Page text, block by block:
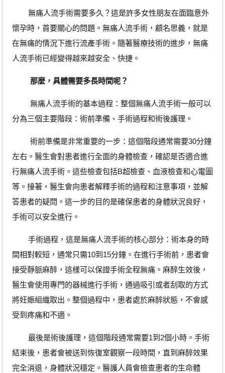
無痛人流手術需要多久？這是許多女性朋友在面臨意外
懷孕時，首要關心的問題。無痛人流手術，顧名思義，就是
在無痛的情況下進行流產手術。隨著醫療技術的進步，無痛
人流手術已經變得越來越安全、快捷。
那麼，具體需要多長時間呢？
無痛人流手術的基本過程：整個無痛人流手術一般可以
分為三個主要階段：術前準備、手術過程和術後護理。
術前準備是非常重要的一步：這個階段通常需要30分鐘
左右。醫生會對患者進行全面的身體檢查，確認是否適合進
行無痛人流手術。這些檢查包括B超檢查、血液檢查和心電圖
等。接著，醫生會向患者解釋手術的過程和注意事項，並解
答患者的疑問。這一步的目的是確保患者的身體狀況良好，
手術可以安全進行。
手術過程，這是無痛人流手術的核心部分：術本身的時
間相對較短，通常只需10到15分鐘。在進行手術前，患者會
接受靜脈麻醉，這樣可以保證手術全程無痛。麻醉生效後，
醫生會使用專門的器械進行手術，通過吸引或者刮取的方式
將妊娠組織取出。整個過程中，患者處於麻醉狀態，不會感
受到疼痛和不適。
最後是術後護理，這個階段通常需要1到2個小時。手術
結束後，患者會被送到恢復室觀察一段時間，直到麻醉效果
完全消退，身體狀況穩定。醫護人員會檢查患者的生命體